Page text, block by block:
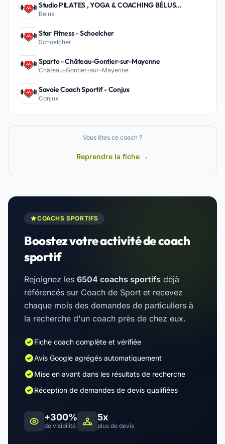
Studio PILATES , YOGA & COACHING BÉLUS
PEYREHORADE - Belus
Belus
Star Fitness - Schoelcher
Schoelcher
Sparte - Château-Gontier-sur-Mayenne
Château-Gontier-sur-Mayenne
Savoie Coach Sportif - Conjux
Conjux
Vous êtes ce coach ?
Reprendre la fiche →
COACHS SPORTIFS
Boostez votre activité de coach
sportif
Rejoignez les 6504 coachs sportifs déjà
référencés sur Coach de Sport et recevez
chaque mois des demandes de particuliers à
la recherche d'un coach près de chez eux.
Fiche coach complète et vérifiée
Avis Google agrégés automatiquement
Mise en avant dans les résultats de recherche
Réception de demandes de devis qualifiées
+300%
de visibilité
5x
plus de devis